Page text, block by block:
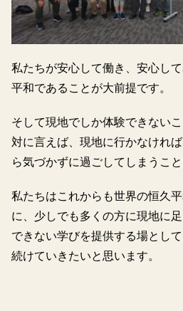
私たちが安心して働き、安心し
平和であることが大前提です。
そして現地でしか体験できない
対に言えば、現地に行かなけれ
ら気づかずに過ごしてしまうこと
私たちはこれからも世界の恒久
に、少しでも多くの方に現地に
できない学びを提供する場とし
続けていきたいと思います。